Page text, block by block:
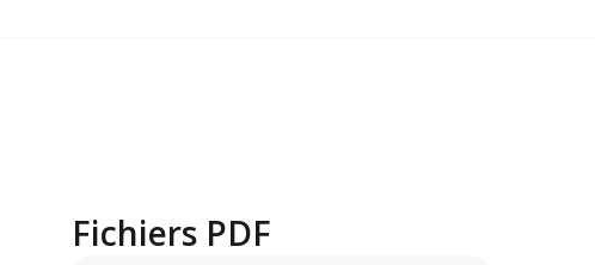
Fichiers PDF